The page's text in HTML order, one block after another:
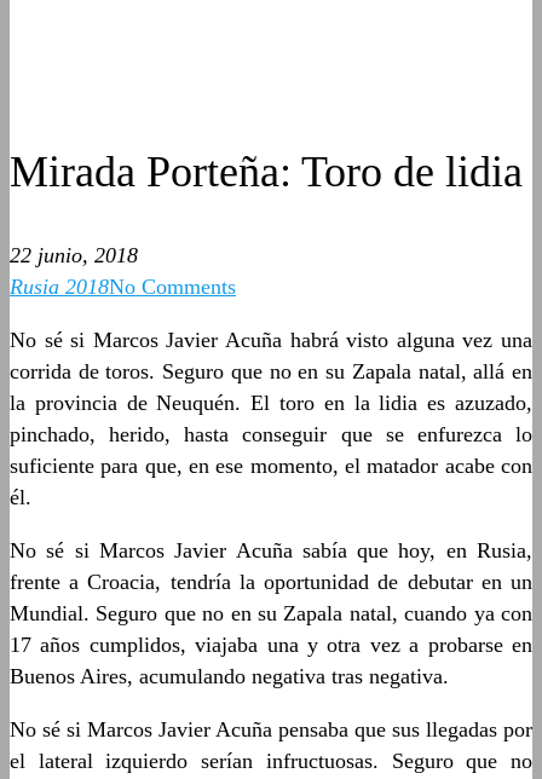
Mirada Porteña: Toro de lidia
22 junio, 2018
Rusia 2018No Comments
No sé si Marcos Javier Acuña habrá visto alguna vez una
corrida de toros. Seguro que no en su Zapala natal, allá en
la provincia de Neuquén. El toro en la lidia es azuzado,
pinchado, herido, hasta conseguir que se enfurezca lo
suficiente para que, en ese momento, el matador acabe con
él.
No sé si Marcos Javier Acuña sabía que hoy, en Rusia,
frente a Croacia, tendría la oportunidad de debutar en un
Mundial. Seguro que no en su Zapala natal, cuando ya con
17 años cumplidos, viajaba una y otra vez a probarse en
Buenos Aires, acumulando negativa tras negativa.
No sé si Marcos Javier Acuña pensaba que sus llegadas por
el lateral izquierdo serían infructuosas. Seguro que no